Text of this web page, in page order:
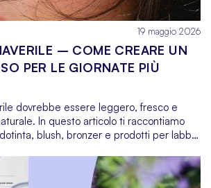
19 maggio 2026
– COME CREARE UN
PER LE GIORNATE PIÙ
dovrebbe essere leggero, fresco e
In questo articolo ti raccontiamo
blush, bronzer e prodotti per labbra
funzionano meglio quando desideri
tocco di colore delicato e un effetto